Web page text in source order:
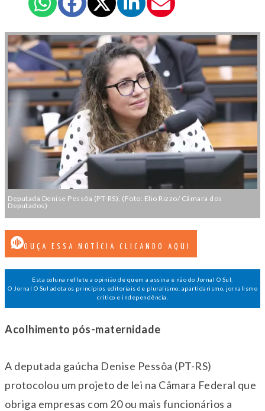
Deputada Denise Pessôa (PT-RS). (Foto: Elio Rizzo/ Câmara dos
Deputados)
OUÇA ESSA NOTÍCIA CLICANDO AQUI
Esta coluna reflete a opinião de quem a assina e não do Jornal O Sul.
O Jornal O Sul adota os princípios editoriais de pluralismo, apartidarismo, jornalismo
crítico e independência.
Acolhimento pós-maternidade
A deputada gaúcha Denise Pessôa (PT-RS)
protocolou um projeto de lei na Câmara Federal que
obriga empresas com 20 ou mais funcionários a